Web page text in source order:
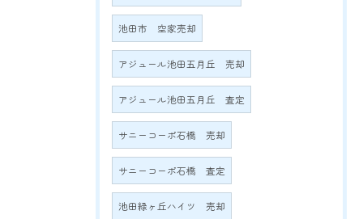
池田市 空家売却
アジュール池田五月丘 売却
アジュール池田五月丘 査定
サニーコーポ石橋 売却
サニーコーポ石橋 査定
池田緑ヶ丘ハイツ 売却